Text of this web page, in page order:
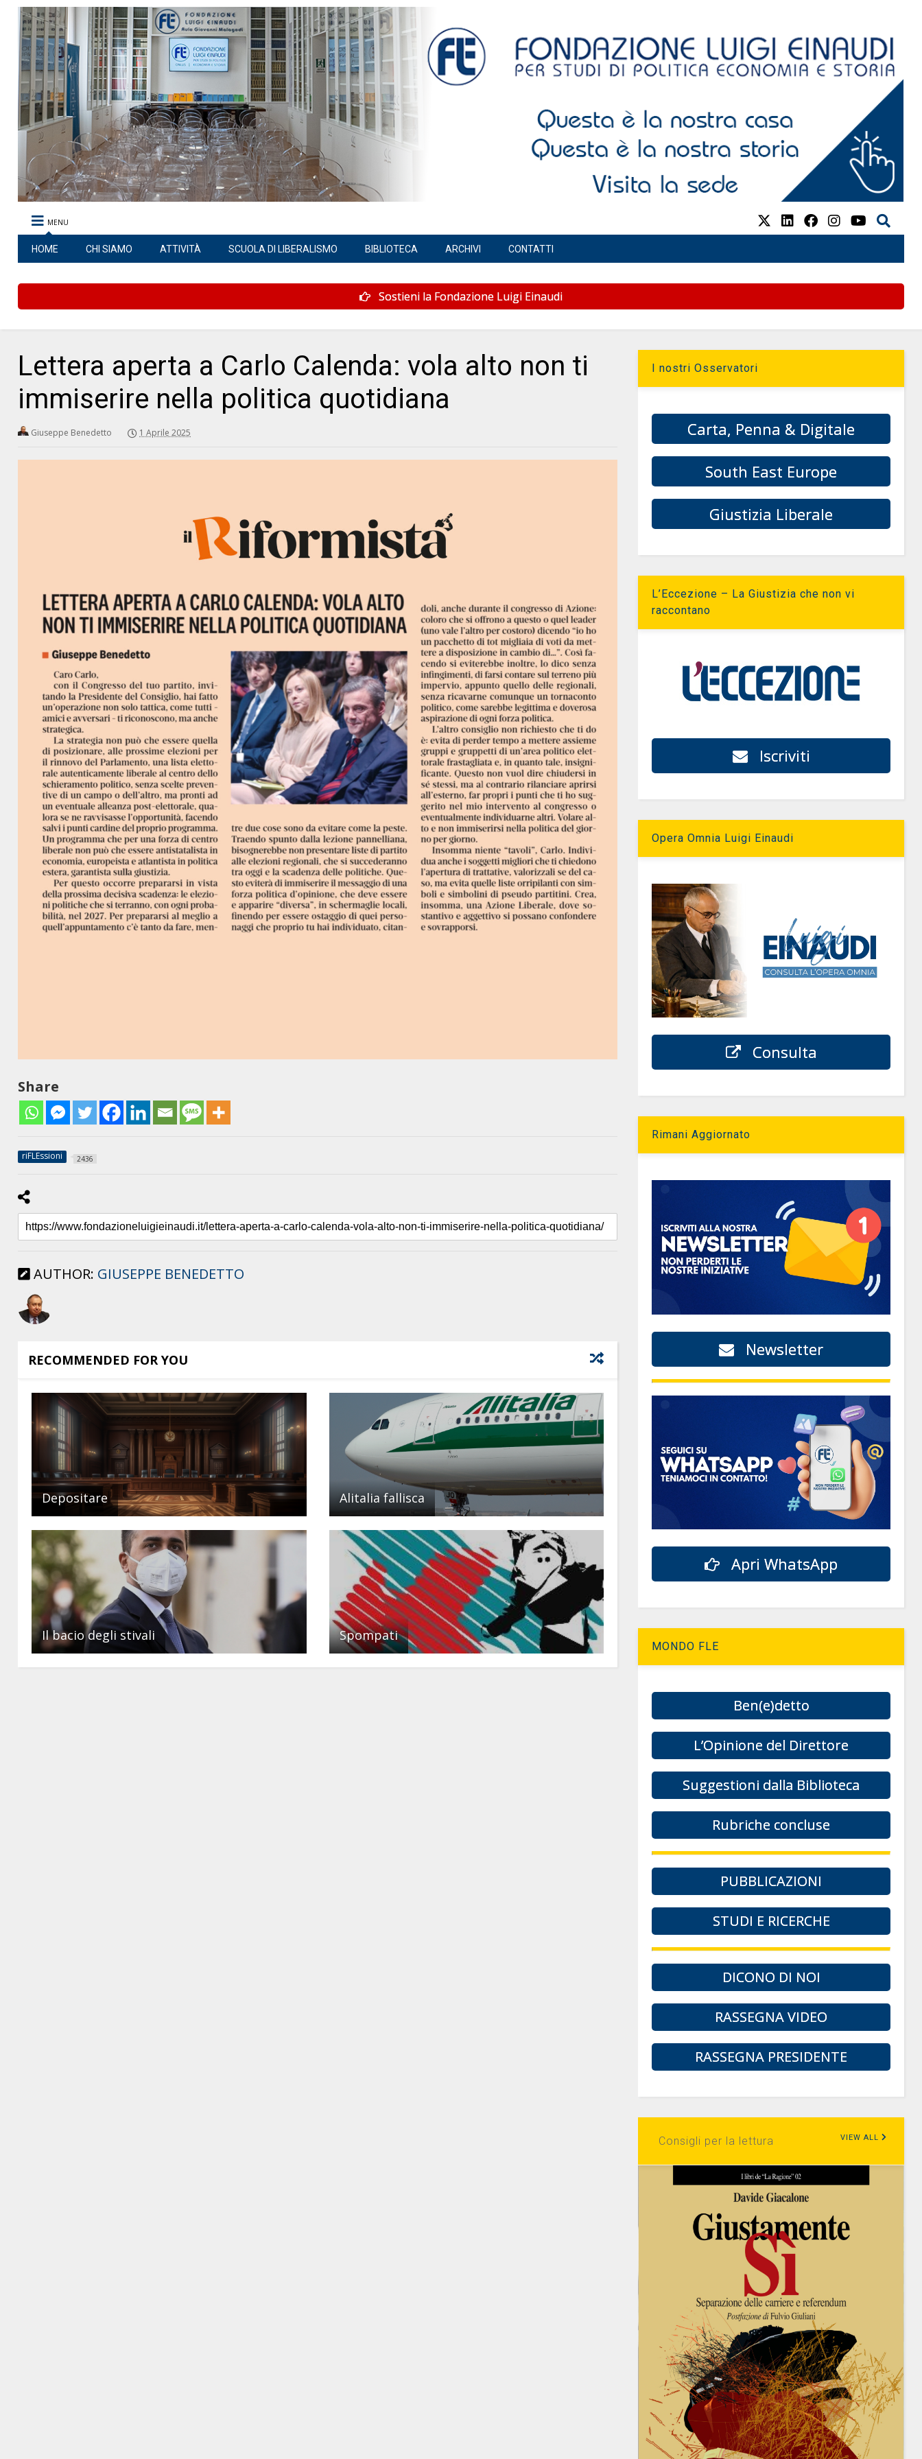
MENU
HOME CHI SIAMO ATTIVITÀ SCUOLA DI LIBERALISMO BIBLIOTECA ARCHIVI CONTATTI
Sostieni la Fondazione Luigi Einaudi
Lettera aperta a Carlo Calenda: vola alto non ti
immiserire nella politica quotidiana
Giuseppe Benedetto 1 Aprile 2025
Share
riFLEssioni 2436
AUTHOR: GIUSEPPE BENEDETTO
RECOMMENDED FOR YOU
Depositare Alitalia fallisca
Il bacio degli stivali Spompati
I nostri Osservatori
Carta, Penna & Digitale
South East Europe
Giustizia Liberale
L’Eccezione – La Giustizia che non vi
raccontano
Iscriviti
Opera Omnia Luigi Einaudi
Consulta
Rimani Aggiornato
Newsletter
Apri WhatsApp
MONDO FLE
Ben(e)detto
L’Opinione del Direttore
Suggestioni dalla Biblioteca
Rubriche concluse
PUBBLICAZIONI
STUDI E RICERCHE
DICONO DI NOI
RASSEGNA VIDEO
RASSEGNA PRESIDENTE
Consigli per la lettura VIEW ALL